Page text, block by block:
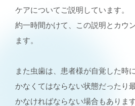
ケアについてご説明しています。
約一時間かけて、この説明とカウ
ます。
また虫歯は、患者様が自覚した時
かなくてはならない状態だったり
かなければならない場合もありま